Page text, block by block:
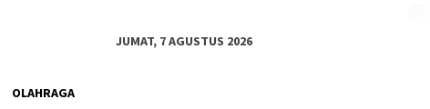
JUMAT, 7 AGUSTUS 2026
OLAHRAGA